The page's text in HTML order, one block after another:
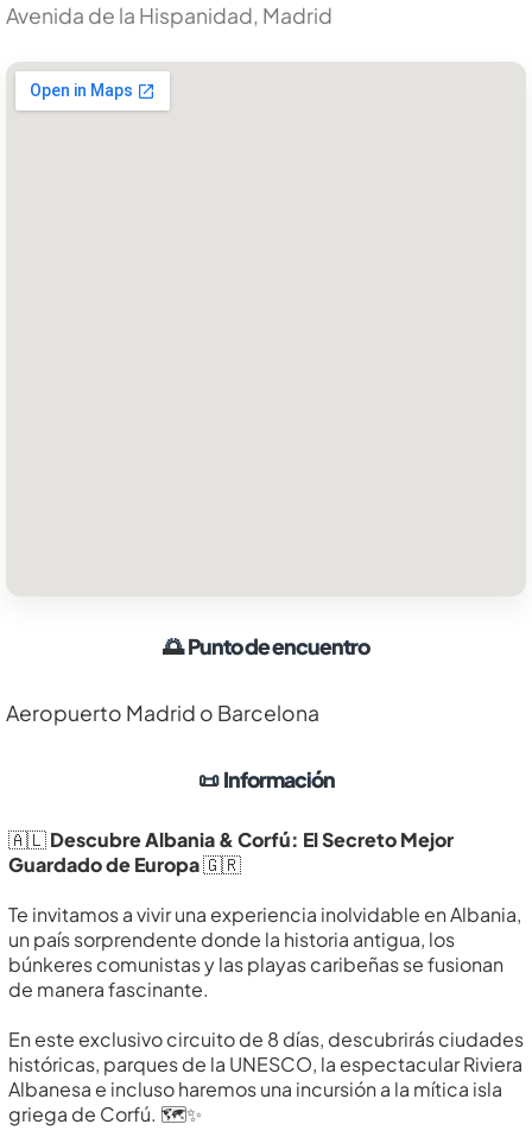
Avenida de la Hispanidad, Madrid
🌅Punto de encuentro
Aeropuerto Madrid o Barcelona
📜Información
🇦🇱Descubre Albania & Corfú: El Secreto Mejor
Guardado de Europa🇬🇷
Te invitamos a vivir una experiencia inolvidable en Albania,
un país sorprendente donde la historia antigua, los
búnkeres comunistas y las playas caribeñas se fusionan
de manera fascinante.
En este exclusivo circuito de 8 días, descubrirás ciudades
históricas, parques de la UNESCO, la espectacular Riviera
Albanesa e incluso haremos una incursión a la mítica isla
griega de Corfú. 🗺️✨